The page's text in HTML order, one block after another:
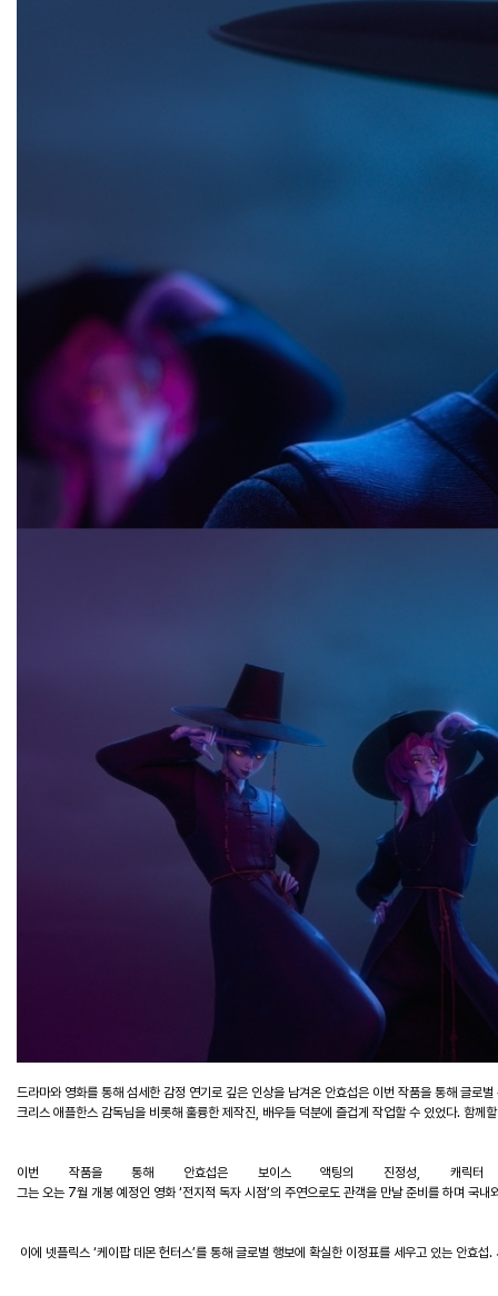
드라마와 영화를 통해 섬세한 감정 연기로 깊은 인상을 남겨온 안효섭은 이번 작품을 통해 글로벌
크리스 애플한스 감독님을 비롯해 훌륭한 제작진 배우들 덕분에 즐겁게 작업할 수 있었다. 함께할
이번 작품을 통해 안효섭은 보이스 액팅의 진정성
캐릭터
그는 오는 7월 개봉 예정인 영화‘전지적 독자 시점’의 주연으로도 관객을 만날 준비를 하며 국내
이에 넷플릭스 ‘케이팝 데몬 헌터스’를 통해 글로벌 행보에 확실한 이정표를 세우고 있는 안효섭.